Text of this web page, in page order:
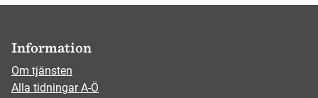
Information
Om tjänsten
Alla tidningar A-Ö